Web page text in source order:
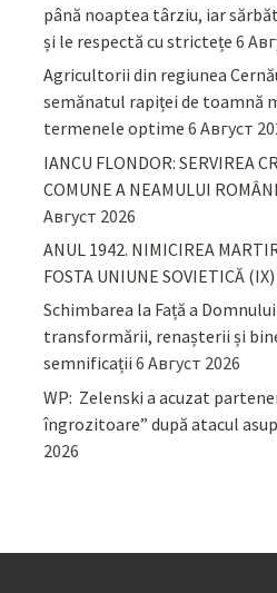
până noaptea târziu, iar
și le respectă cu strictețe 6
Agricultorii din regiunea
semănatul rapiței de toamnă
termenele optime 6 Август
IANCU FLONDOR: SERVIREA
COMUNE A NEAMULUI
Август 2026
ANUL 1942. NIMICIREA
FOSTA UNIUNE SOVIETICĂ (IX)
Schimbarea la Față a
transformării, renașterii și
semnificații 6 Август 2026
WP: Zelenski a acuzat
îngrozitoare” după atacul
2026